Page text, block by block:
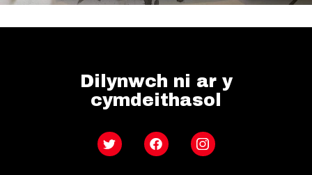
Dilynwch ni ar y
cymdeithasol
Twitter FacebookInstagram